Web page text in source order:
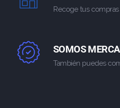
Recoge tus
SOMOS
También puedes